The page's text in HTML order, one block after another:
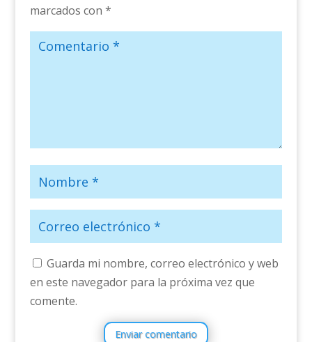
marcados con *
Guarda mi nombre, correo electrónico y web
en este navegador para la próxima vez que
comente.
Enviar comentario